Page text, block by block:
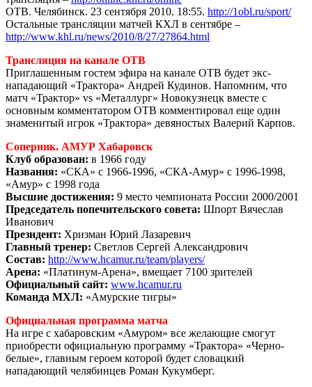
ОТВ. Челябинск. 23 сентября 2010. 18:55. http://1obl.ru/sport/
Остальные трансляции матчей КХЛ в сентябре –
http://www.khl.ru/news/2010/8/27/27864.html
Трансляция на канале ОТВ
Приглашенным гостем эфира на канале ОТВ будет экс-
нападающий «Трактора» Андрей Кудинов. Напомним, что
матч «Трактор» vs «Металлург» Новокузнецк вместе с
основным комментатором ОТВ комментировал еще один
знаменитый игрок «Трактора» девяностых Валерий Карпов.
Соперник. АМУР Хабаровск
Клуб образован: в 1966 году
Названия: «СКА» с 1966-1996, «СКА-Амур» с 1996-1998,
«Амур» с 1998 года
Высшие достижения: 9 место чемпионата России 2000/2001
Председатель попечительского совета: Шпорт Вячеслав
Иванович
Президент: Хризман Юрий Лазаревич
Главный тренер: Светлов Сергей Александрович
Состав: http://www.hcamur.ru/team/players/
Арена: «Платинум-Арена», вмещает 7100 зрителей
Официальный сайт: www.hcamur.ru
Команда МХЛ: «Амурские тигры»
Официальная программа матча
На игре с хабаровским «Амуром» все желающие смогут
приобрести официальную программу «Трактора» «Черно-
белые», главным героем которой будет словацкий
нападающий челябинцев Роман Кукумберг.